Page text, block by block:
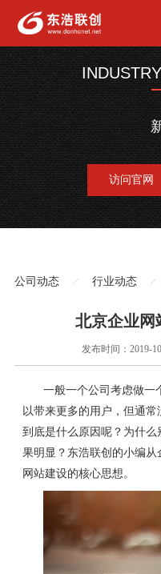
访问官网
公司动态 行业动态
北京企业网
发布时间：2019-
一般一个公司考虑做一
以带来更多的用户，但通
到底是什么原因呢？为什
果明显？东浩联创的小编
网站建设的核心思想。